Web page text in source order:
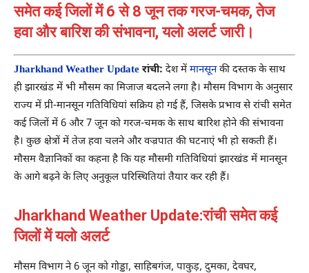
समेत कई जिलों में 6 से 8 जून तक गरज-चमक, तेज
हवा और बारिश की संभावना, यलो अलर्ट जारी।
Jharkhand Weather Update रांची: देश मेंमानसूनकी दस्तक के साथ
ही झारखंड में भी मौसम का मिजाज बदलने लगा है। मौसम विभाग के अनुसार
राज्य में प्री-मानसून गतिविधियां सक्रिय हो गई हैं, जिसके प्रभाव से रांची समेत
कई जिलों में 6 और 7 जून को गरज-चमक के साथ बारिश होने की संभावना
है। कुछ क्षेत्रों में तेज हवा चलने और वज्रपात की घटनाएं भी हो सकती हैं।
मौसम वैज्ञानिकों का कहना है कि यह मौसमी गतिविधियां झारखंड में मानसून
के आगे बढ़ने के लिए अनुकूल परिस्थितियां तैयार कर रही हैं।
Jharkhand Weather Update:रांची समेत कई
जिलों में यलो अलर्ट
मौसम विभाग ने 6 जून को गोड्डा, साहिबगंज, पाकुड़, दुमका, देवघर,